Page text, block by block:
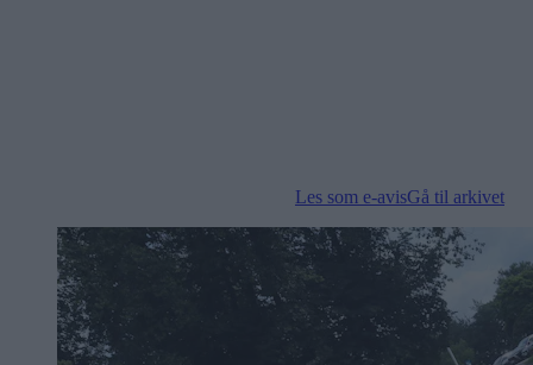
Les som e-avisGå til arkivet